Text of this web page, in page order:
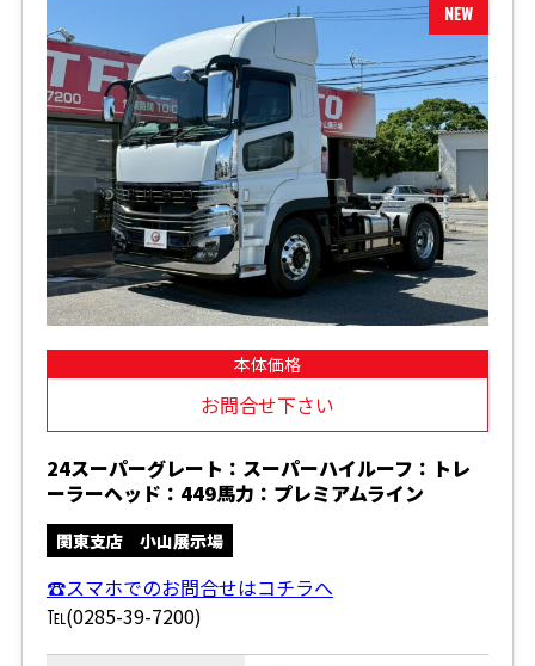
本体価格
お問合せ下さい
24スーパーグレート：スーパーハイルーフ：トレ
ーラーヘッド：449馬力：プレミアムライン
関東支店 小山展示場
☎スマホでのお問合せはコチラへ
℡(0285-39-7200)